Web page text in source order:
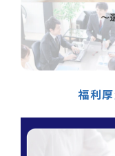
福利